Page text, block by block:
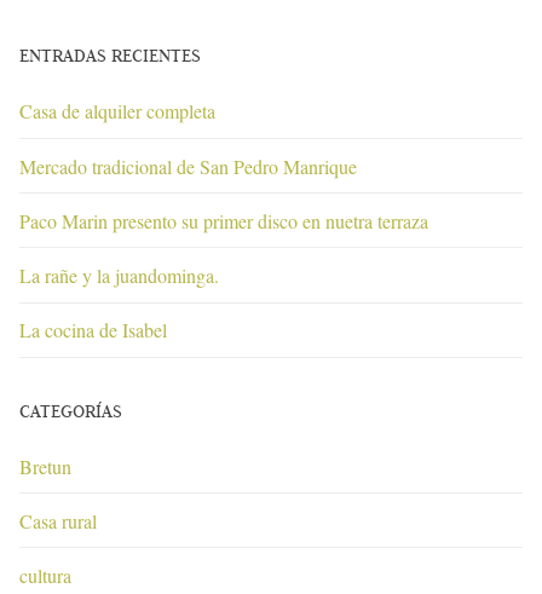
ENTRADAS RECIENTES
Casa de alquiler completa
Mercado tradicional de San Pedro Manrique
Paco Marin presento su primer disco en nuetra terraza
La rañe y la juandominga.
La cocina de Isabel
CATEGORÍAS
Bretun
Casa rural
cultura